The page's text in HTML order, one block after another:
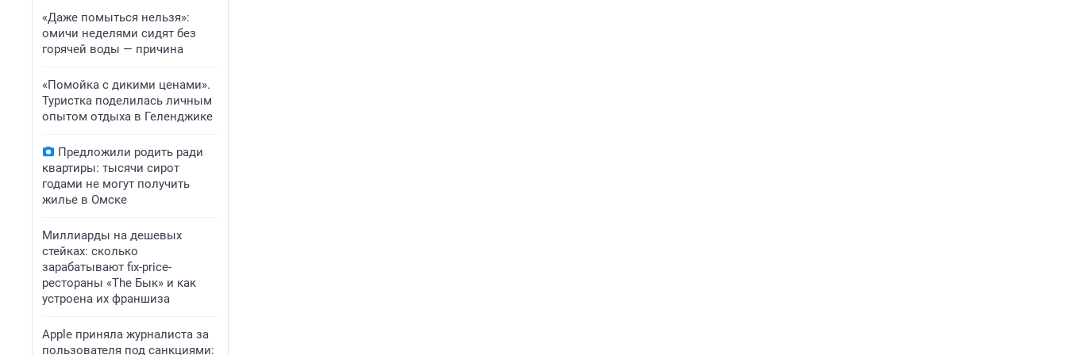
«Даже помыться нельзя»:
омичи неделями сидят без
горячей воды — причина
«Помойка с дикими ценами».
Туристка поделилась личным
опытом отдыха в Геленджике
Предложили родить ради
квартиры: тысячи сирот
годами не могут получить
жилье в Омске
Миллиарды на дешевых
стейках: сколько
зарабатывают fix-price-
рестораны «The Бык» и как
устроена их франшиза
Apple приняла журналиста за
пользователя под санкциями: